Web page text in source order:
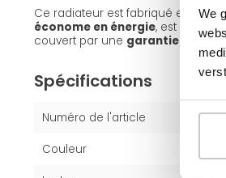
We
Ce radiateur est fabriqué en
économe en énergie, est
couvert par une garantie
Spécifications
Numéro de l'article
Couleur